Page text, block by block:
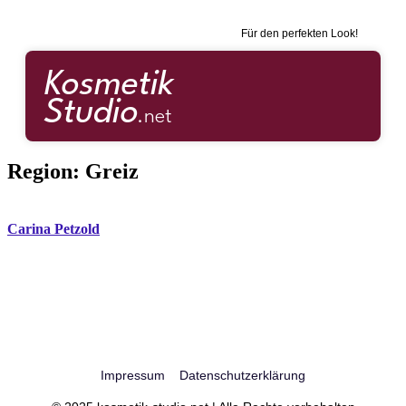
Für den perfekten Look!
Region: Greiz
Carina Petzold
Impressum Datenschutzerklärung